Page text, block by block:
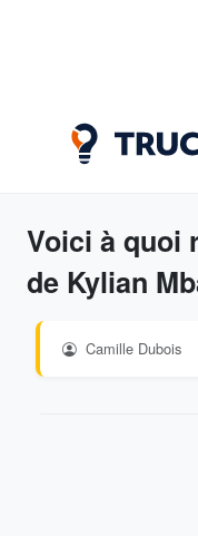
Voici à quoi
de Kylian
Camille Dubois